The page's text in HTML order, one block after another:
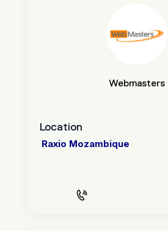
Webmasters
Location
Raxio Mozambique